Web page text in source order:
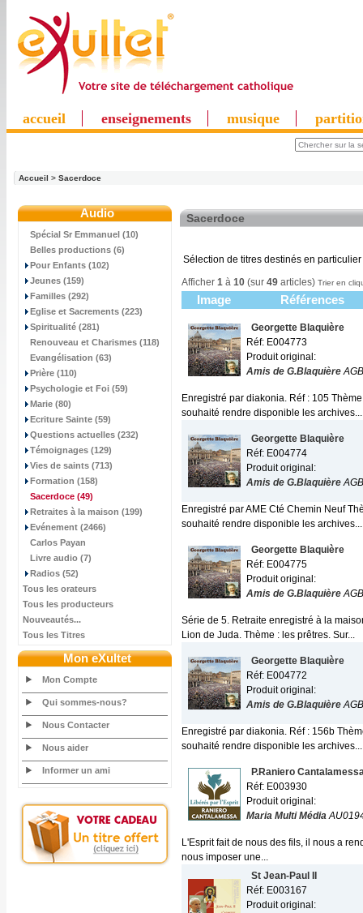
accueil enseignements musique
Accueil > Sacerdoce
Audio
Spécial Sr Emmanuel (10)
Belles productions (6)
Pour Enfants (102)
Jeunes (159)
Familles (292)
Eglise et Sacrements (223)
Spiritualité (281)
Renouveau et Charismes (118)
Evangélisation (63)
Prière (110)
Psychologie et Foi (59)
Marie (80)
Ecriture Sainte (59)
Questions actuelles (232)
Témoignages (129)
Vies de saints (713)
Formation (158)
Sacerdoce (49)
Retraites à la maison (199)
Evénement (2466)
Carlos Payan
Livre audio (7)
Radios (52)
Tous les orateurs
Tous les producteurs
Nouveautés...
Tous les Titres
Mon eXultet
Mon Compte
Qui sommes-nous?
Nous Contacter
Nous aider
Informer un ami
Sacerdoce
Sélection de titres destinés en
Afficher 1 à 10 (sur 49 articles) Trier en
Image Références
Georgette Blaquière
Réf: E004773
Produit original:
Amis de G.BlaquièreAGB
Enregistré par diakonia. Réf : 105
souhaité rendre disponible les archives...
Georgette Blaquière
Réf: E004774
Produit original:
Amis de G.BlaquièreAGB
Enregistré par AME Cté Chemin Neuf
souhaité rendre disponible les archives...
Georgette Blaquière
Réf: E004775
Produit original:
Amis de G.BlaquièreAGB
Série de 5. Retraite enregistré à la
Lion de Juda. Thème : les prêtres. Sur...
Georgette Blaquière
Réf: E004772
Produit original:
Amis de G.BlaquièreAGB
Enregistré par diakonia. Réf : 156b
souhaité rendre disponible les archives...
P.Raniero
Réf: E003930
Produit original:
Maria Multi Média
L'Esprit fait de nous des fils, il nous a
nous imposer une...
St Jean-Paul II
Réf: E003167
Produit original: